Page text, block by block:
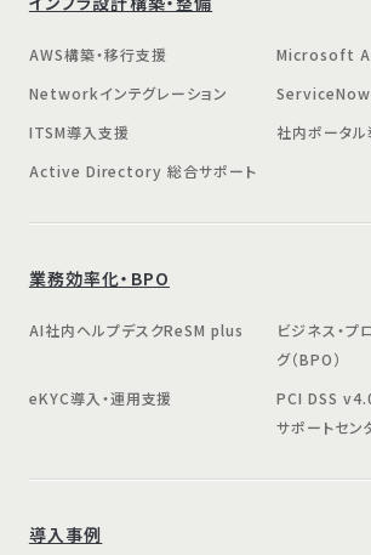
AWS構築・移行支援
Microsoft
Networkインテグレーション
ServiceNow
ITSM導入支援
社内ポータ
Active Directory 総合サポート
業務効率化・BPO
AI社内ヘルプデスクReSM plus
ビジネス・プ
グ（BPO）
eKYC導入・運用支援
PCI DSS
サポートセン
導入事例